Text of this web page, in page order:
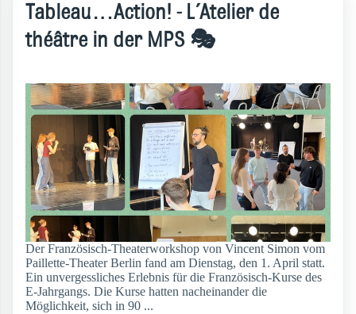
Tableau…Action! - L´Atelier de
théâtre in der MPS 🎭
Der Französisch-Theaterworkshop von Vincent Simon vom
Paillette-Theater Berlin fand am Dienstag, den 1. April statt.
Ein unvergessliches Erlebnis für die Französisch-Kurse des
E-Jahrgangs. Die Kurse hatten nacheinander die
Möglichkeit, sich in 90 ...